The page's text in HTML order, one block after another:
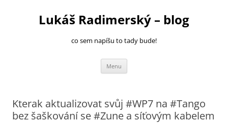
Lukáš Radimerský – blog
co sem napíšu to tady bude!
Menu
Kterak aktualizovat svůj #WP7 na #Tango
bez šaškování se #Zune a síťovým kabelem